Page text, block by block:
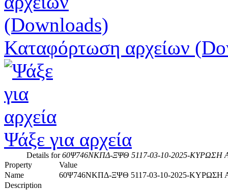
Καταφόρτωση αρχείων
Ψάξε για αρχεία
Details for60Ψ746ΝΚΠΔ-ΞΨΘ 5117-03-10-2025-
Property
Value
Name
60Ψ746ΝΚΠΔ-ΞΨΘ 5117-03-10-2025-
Description